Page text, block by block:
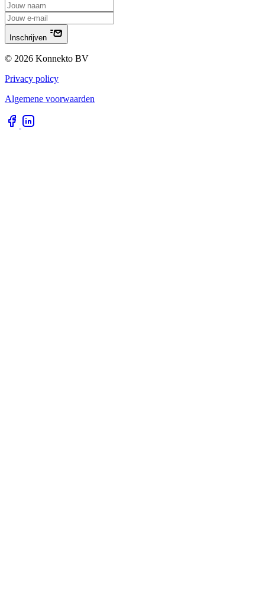
Inschrijven
© 2026 Konnekto BV
Privacy policy
Algemene voorwaarden